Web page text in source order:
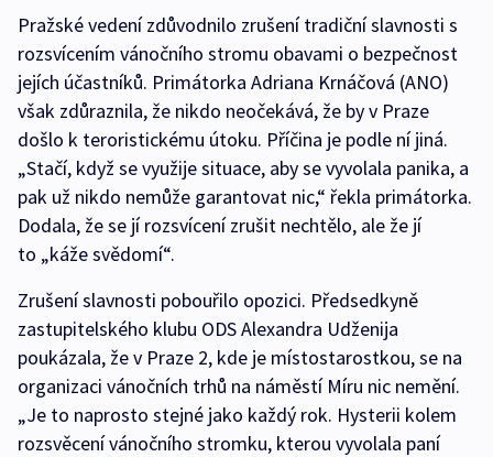
Pražské vedení zdůvodnilo zrušení tradiční slavnosti s
rozsvícením vánočního stromu obavami o bezpečnost
jejích účastníků. Primátorka Adriana Krnáčová (ANO)
však zdůraznila, že nikdo neočekává, že by v Praze
došlo k teroristickému útoku. Příčina je podle ní jiná.
„Stačí, když se využije situace, aby se vyvolala panika, a
pak už nikdo nemůže garantovat nic,“ řekla primátorka.
Dodala, že se jí rozsvícení zrušit nechtělo, ale že jí
to „káže svědomí“.
Zrušení slavnosti pobouřilo opozici. Předsedkyně
zastupitelského klubu ODS Alexandra Udženija
poukázala, že v Praze 2, kde je místostarostkou, se na
organizaci vánočních trhů na náměstí Míru nic nemění.
„Je to naprosto stejné jako každý rok. Hysterii kolem
rozsvěcení vánočního stromku, kterou vyvolala paní